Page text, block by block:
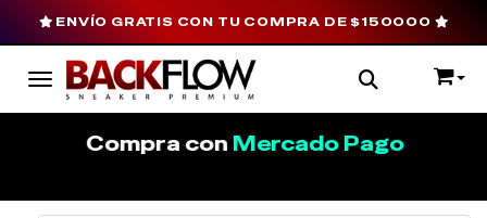
Toggle navigation
ENVÍO GRATIS CON TU COMPRA DE $150000
Compra con Mercado Pago